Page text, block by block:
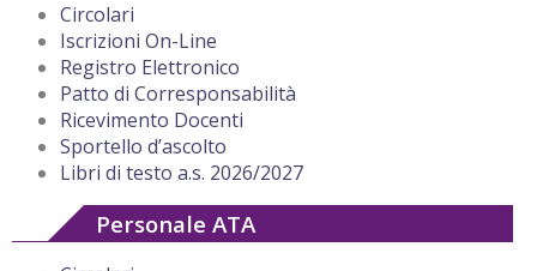
Circolari
Iscrizioni On-Line
Registro Elettronico
Patto di Corresponsabilità
Ricevimento Docenti
Sportello d’ascolto
Libri di testo a.s. 2026/2027
Personale ATA